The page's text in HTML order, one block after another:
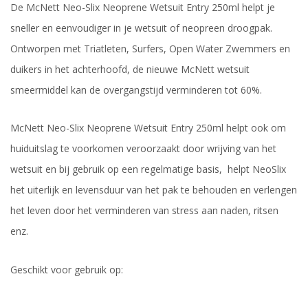
De McNett Neo-Slix Neoprene Wetsuit Entry 250ml helpt je
sneller en eenvoudiger in je wetsuit of neopreen droogpak.
Ontworpen met Triatleten, Surfers, Open Water Zwemmers en
duikers in het achterhoofd, de nieuwe McNett wetsuit
smeermiddel kan de overgangstijd verminderen tot 60%.
McNett Neo-Slix Neoprene Wetsuit Entry 250ml helpt ook om
huiduitslag te voorkomen veroorzaakt door wrijving van het
wetsuit en bij gebruik op een regelmatige basis, helpt NeoSlix
het uiterlijk en levensduur van het pak te behouden en verlengen
het leven door het verminderen van stress aan naden, ritsen
enz.
Geschikt voor gebruik op: